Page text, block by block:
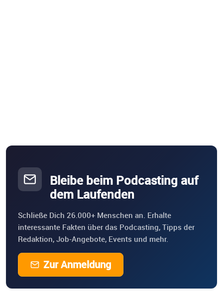
Bleibe beim Podcasting auf
dem Laufenden
Schließe Dich 26.000+ Menschen an. Erhalte
interessante Fakten über das Podcasting, Tipps der
Redaktion, Job-Angebote, Events und mehr.
Zur Anmeldung